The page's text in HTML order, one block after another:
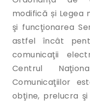
modifică și Legea
şi funcţionarea
astfel încât
comunicaţii
Centrul
Comunicaţiilor
obţine, prelucra